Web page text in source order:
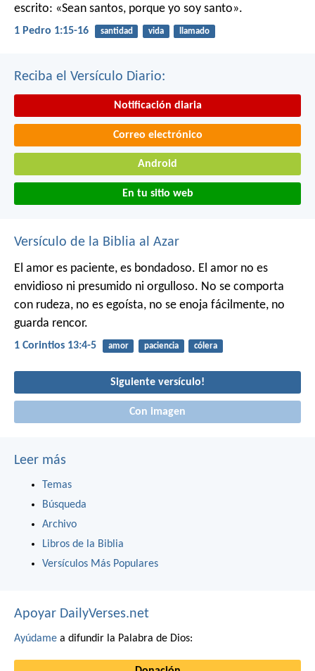
escrito: «Sean santos, porque yo soy santo».
1 Pedro 1:15-16 santidad vida llamado
Reciba el Versículo Diario:
Notificación diaria
Correo electrónico
Android
En tu sitio web
Versículo de la Biblia al Azar
El amor es paciente, es bondadoso. El amor no es
envidioso ni presumido ni orgulloso. No se comporta
con rudeza, no es egoísta, no se enoja fácilmente, no
guarda rencor.
1 Corintios 13:4-5 amor paciencia cólera
Siguiente versículo!
Con imagen
Leer más
Temas
Búsqueda
Archivo
Libros de la Biblia
Versículos Más Populares
Apoyar DailyVerses.net
Ayúdame a difundir la Palabra de Dios: